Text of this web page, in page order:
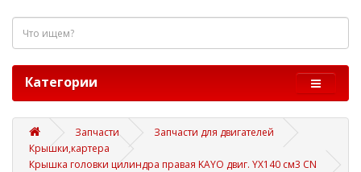
Категории
Запчасти
Запчасти для двигателей
Крышки,картера
Крышка головки цилиндра правая KAYO двиг. YX140 см3 CN